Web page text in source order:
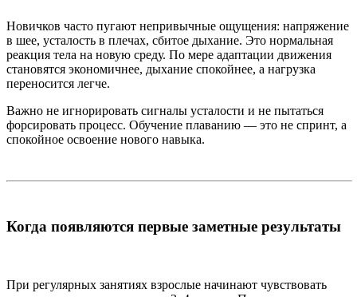
Новичков часто пугают непривычные ощущения: напряжение
в шее, усталость в плечах, сбитое дыхание. Это нормальная
реакция тела на новую среду. По мере адаптации движения
становятся экономичнее, дыхание спокойнее, а нагрузка
переносится легче.
Важно не игнорировать сигналы усталости и не пытаться
форсировать процесс. Обучение плаванию — это не спринт, а
спокойное освоение нового навыка.
Когда появляются первые заметные результаты
При регулярных занятиях взрослые начинают чувствовать